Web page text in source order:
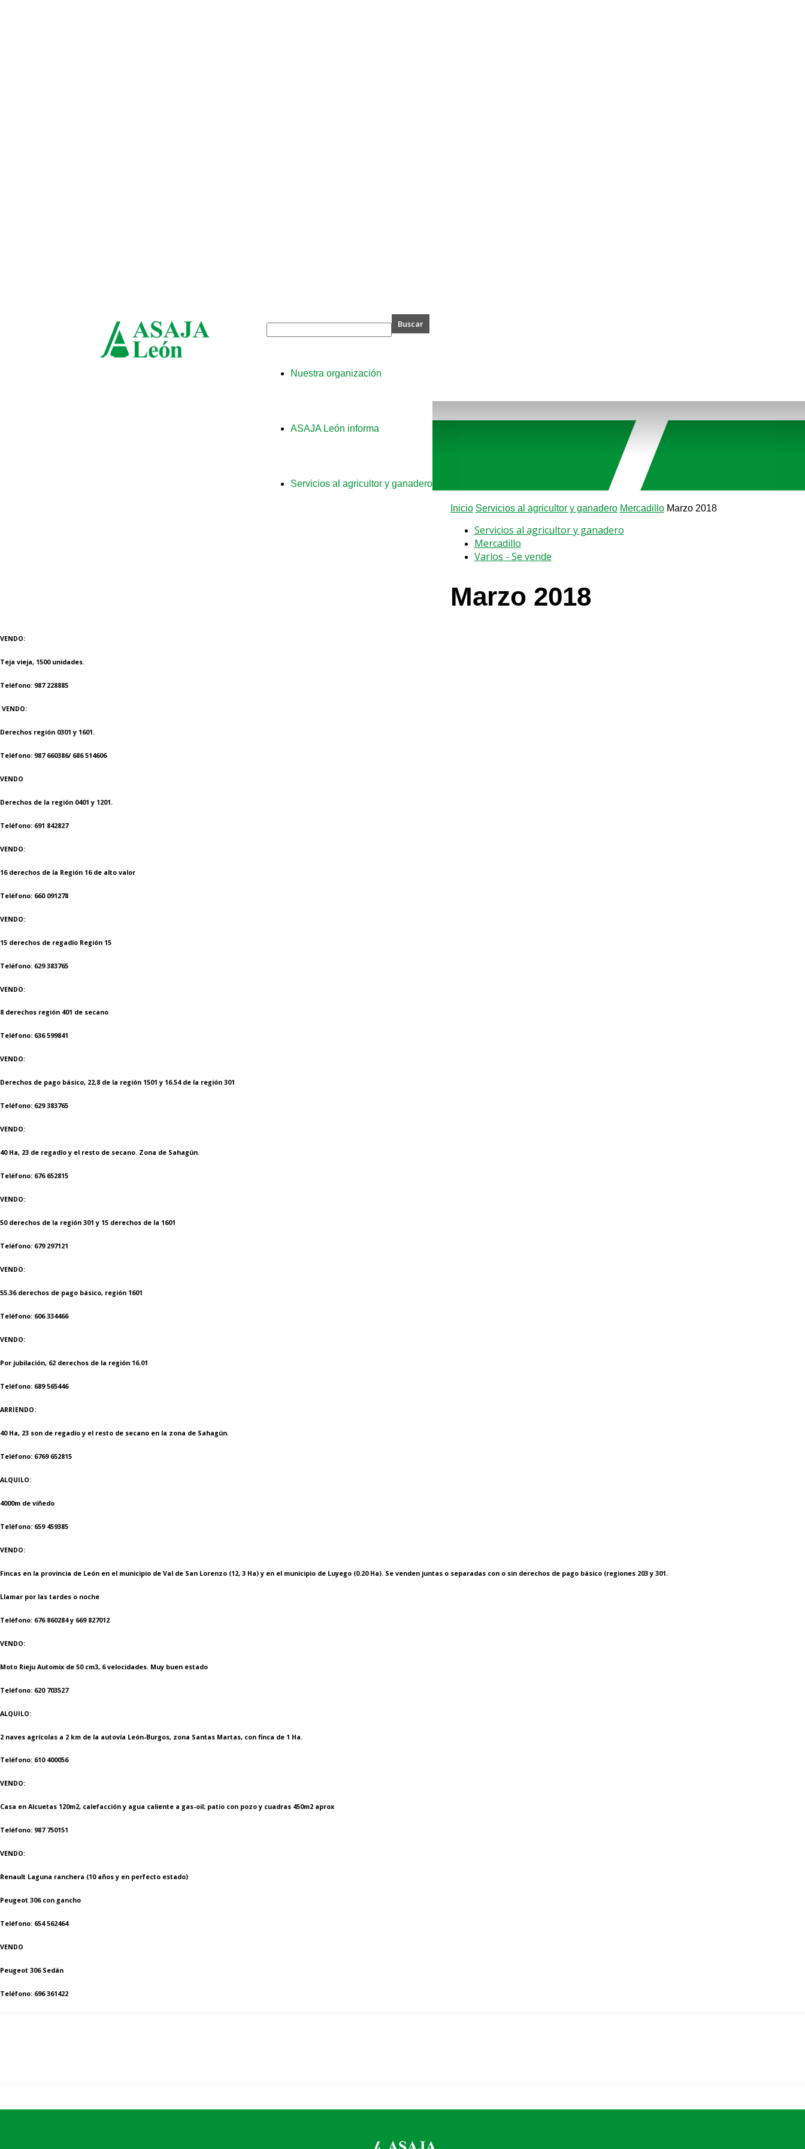
Nuestra organización
ASAJA León informa
Servicios al agricultor y ganadero
Inicio Servicios al agricultor y ganadero Mercadillo Marzo 2018
Servicios al agricultor y ganadero
Mercadillo
Varios - Se vende
Marzo 2018
VENDO:
Teja vieja, 1500 unidades.
Teléfono: 987 228885
VENDO:
Derechos región 0301 y 1601.
Teléfono: 987 660386/ 686 514606
VENDO
Derechos de la región 0401 y 1201.
Teléfono: 691 842827
VENDO:
16 derechos de la Región 16 de alto valor
Teléfono: 660 091278
VENDO:
15 derechos de regadío Región 15
Teléfono: 629 383765
VENDO:
8 derechos región 401 de secano
Teléfono: 636 599841
VENDO:
Derechos de pago básico, 22,8 de la región 1501 y 16.54 de la región 301
Teléfono: 629 383765
VENDO:
40 Ha, 23 de regadío y el resto de secano. Zona de Sahagún.
Teléfono: 676 652815
VENDO:
50 derechos de la región 301 y 15 derechos de la 1601
Teléfono: 679 297121
VENDO:
55.36 derechos de pago básico, región 1601
Teléfono: 606 334466
VENDO:
Por jubilación, 62 derechos de la región 16.01
Teléfono: 689 565446
ARRIENDO:
40 Ha, 23 son de regadío y el resto de secano en la zona de Sahagún.
Teléfono: 6769 652815
ALQUILO:
4000m de viñedo
Teléfono: 659 459385
VENDO:
Fincas en la provincia de León en el municipio de Val de San Lorenzo (12, 3 Ha) y en el municipio de Luyego (0.20 Ha). Se venden juntas o separadas con o sin derechos de pago básico (regiones 203 y 301.
Llamar por las tardes o noche
Teléfono: 676 860284 y 669 827012
VENDO:
Moto Rieju Automix de 50 cm3, 6 velocidades. Muy buen estado
Teléfono: 620 703527
ALQUILO:
2 naves agrícolas a 2 km de la autovía León-Burgos, zona Santas Martas, con finca de 1 Ha.
Teléfono: 610 400056
VENDO:
Casa en Alcuetas 120m2, calefacción y agua caliente a gas-oil; patio con pozo y cuadras 450m2 aprox
Teléfono: 987 750151
VENDO:
Renault Laguna ranchera (10 años y en perfecto estado)
Peugeot 306 con gancho
Teléfono: 654 562464
VENDO
Peugeot 306 Sedán
Teléfono: 696 361422